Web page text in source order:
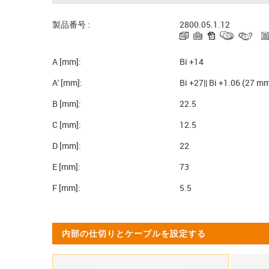
製品番号 : 2800.05.1.12
A [mm]:
Bi +14
A' [mm]:
Bi +27|| Bi +1.06 (27
B [mm]:
22.5
C [mm]:
12.5
D [mm]:
22
E [mm]:
73
F [mm]:
5.5
内部の仕切りとケーブルを設定する